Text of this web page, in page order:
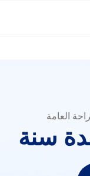
العامة
سنة